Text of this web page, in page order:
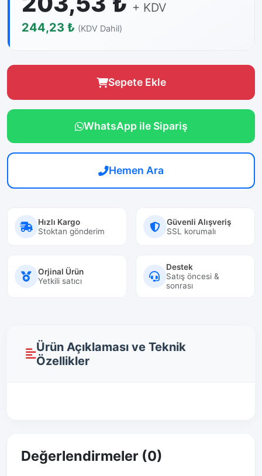
+ KDV
244,23 ₺ (KDV Dahil)
Sepete Ekle
WhatsApp ile Sipariş
Hemen Ara
Hızlı Kargo
Stoktan gönderim
Güvenli Alışveriş
SSL korumalı
Orjinal Ürün
Yetkili satıcı
Destek
Satış öncesi &
sonrası
Ürün Açıklaması ve Teknik
Özellikler
Değerlendirmeler (0)